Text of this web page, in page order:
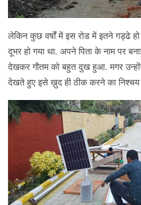
लेकिन कुछ वर्षों में इस रोड में इतने गड्ढे
दूभर हो गया था. अपने पिता के नाम पर
देखकर गौतम को बहुत दुख हुआ. मगर
देखते हुए इसे ख़ुद ही ठीक करने का निश्चय